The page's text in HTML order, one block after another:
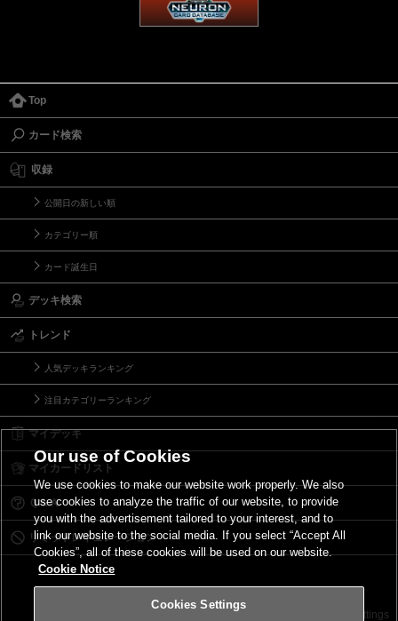
Top
カード検索
収録
公開日の新しい順
カテゴリー順
カード誕生日
デッキ検索
トレンド
人気デッキランキング
注目カテゴリーランキング
マイデッキ
マイカードリスト
Ｑ＆Ａ
リミットレギュレーション
サイトポリシー Cookies Settings
Our use of Cookies
We use cookies to make our website work properly. We also
use cookies to analyze the traffic of our website, to provide
you with the advertisement tailored to your interest, and to
link our website to the social media. If you select “Accept All
Cookies”, all of these cookies will be used on our website.
Cookie Notice
Cookies Settings